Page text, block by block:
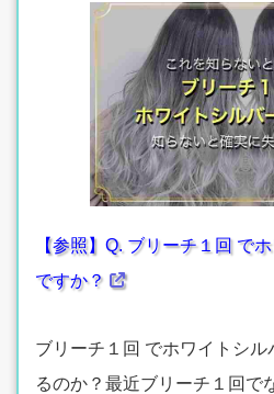
【参照】Q. ブリーチ１回 で
ですか？
ブリーチ１回 でホワイトシル
るのか？最近ブリーチ１回で